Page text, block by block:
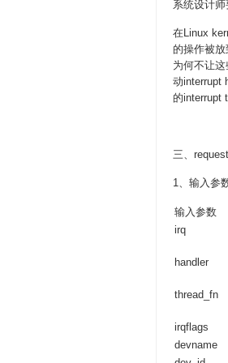
系统设计
在Linux
的操作被
为何不让
动interrupt
的interrupt
三、
1、输入参
输入参数
irq
handler
thread_fn
irqflags
devname